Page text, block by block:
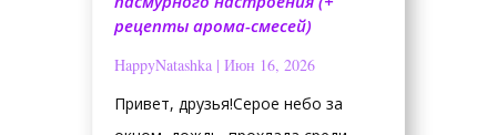
рецепты арома-смесей)
HappyNatashka| Июн 16, 2026
Привет, друзья!Серое небо за